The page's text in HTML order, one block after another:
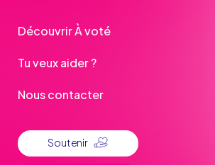
Découvrir À voté
Tu veux aider ?
Nous contacter
Soutenir